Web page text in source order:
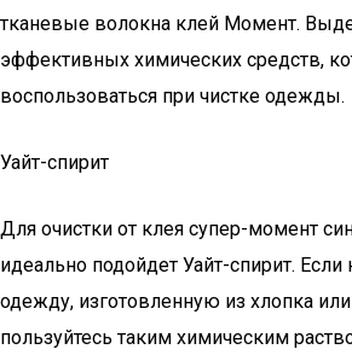
тканевые волокна клей Момент.
эффективных химических средств,
воспользоваться при чистке одежды.
Уайт-спирит
Для очистки от клея супер-момент
идеально подойдет Уайт-спирит. Если
одежду, изготовленную из хлопка
пользуйтесь таким химическим